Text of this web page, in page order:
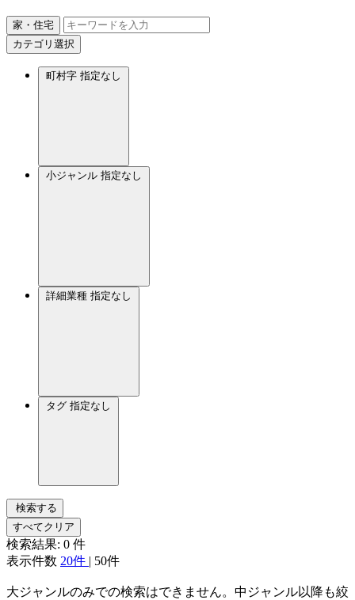
家・住宅
カテゴリ選択
町村字 指定なし
小ジャンル 指定なし
詳細業種 指定なし
タグ 指定なし
検索する
すべてクリア
検索結果: 0 件
表示件数 20件 | 50件
大ジャンルのみでの検索はできません。中ジャンル以降も絞